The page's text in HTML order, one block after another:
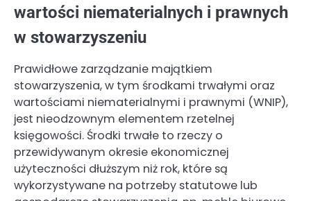
wartości niematerialnych i prawnych
w stowarzyszeniu
Prawidłowe zarządzanie majątkiem
stowarzyszenia, w tym środkami trwałymi oraz
wartościami niematerialnymi i prawnymi (WNIP),
jest nieodzownym elementem rzetelnej
księgowości. Środki trwałe to rzeczy o
przewidywanym okresie ekonomicznej
użyteczności dłuższym niż rok, które są
wykorzystywane na potrzeby statutowe lub